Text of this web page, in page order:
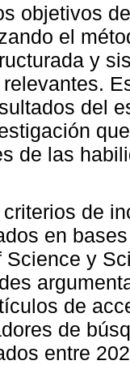
objetivos
el
y
del
de las
de
en
Science y
de
de
entre